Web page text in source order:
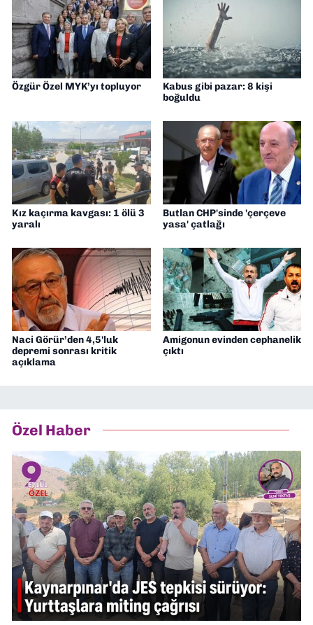
Özgür Özel MYK’yı topluyor
Kabus gibi pazar: 8 kişi
boğuldu
Kız kaçırma kavgası: 1 ölü 3
yaralı
Butlan CHP'sinde 'çerçeve
yasa' çatlağı
Naci Görür’den 4,5'luk
depremi sonrası kritik
açıklama
Amigonun evinden cephanelik
çıktı
Özel Haber